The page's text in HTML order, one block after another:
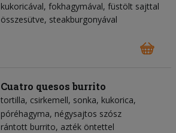
kukoricával, fokhagymával, füstölt sajttal
összesütve, steakburgonyával
Cuatro quesos burrito
tortilla csirkemell sonka kukorica
póréhagyma négysajtos szósz
rántott burrito, azték öntettel